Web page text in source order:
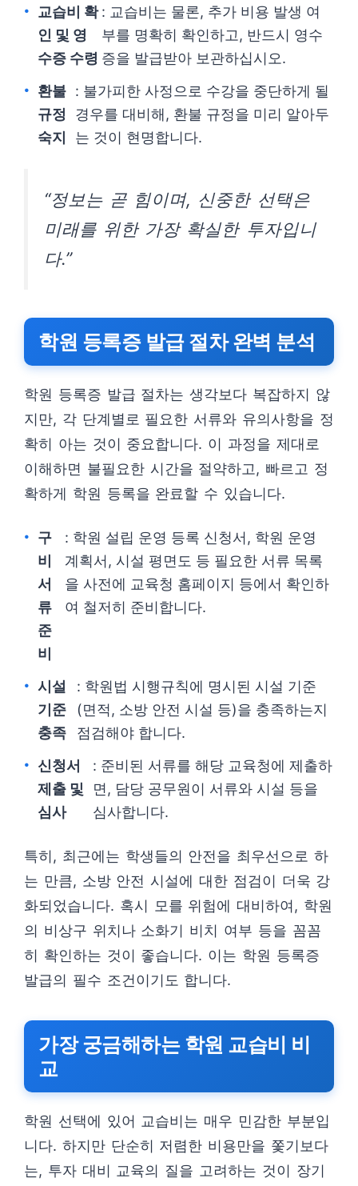
교습비 확
인 및 영
수증 수령
: 교습비는 물론, 추가 비용 발생 여
부를 명확히 확인하고, 반드시 영수
증을 발급받아 보관하십시오.
환불
규정
숙지
: 불가피한 사정으로 수강을 중단하게 될
경우를 대비해, 환불 규정을 미리 알아두
는 것이 현명합니다.
“정보는 곧 힘이며, 신중한 선택은
미래를 위한 가장 확실한 투자입니
다.”
학원 등록증 발급 절차 완벽 분석
학원 등록증 발급 절차는 생각보다 복잡하지 않
지만, 각 단계별로 필요한 서류와 유의사항을 정
확히 아는 것이 중요합니다. 이 과정을 제대로
이해하면 불필요한 시간을 절약하고, 빠르고 정
확하게 학원 등록을 완료할 수 있습니다.
구
비
서
류
준
비
: 학원 설립 운영 등록 신청서, 학원 운영
계획서, 시설 평면도 등 필요한 서류 목록
을 사전에 교육청 홈페이지 등에서 확인하
여 철저히 준비합니다.
시설
기준
충족
: 학원법 시행규칙에 명시된 시설 기준
(면적, 소방 안전 시설 등)을 충족하는지
점검해야 합니다.
신청서
제출 및
심사
: 준비된 서류를 해당 교육청에 제출하
면, 담당 공무원이 서류와 시설 등을
심사합니다.
특히, 최근에는 학생들의 안전을 최우선으로 하
는 만큼, 소방 안전 시설에 대한 점검이 더욱 강
화되었습니다. 혹시 모를 위험에 대비하여, 학원
의 비상구 위치나 소화기 비치 여부 등을 꼼꼼
히 확인하는 것이 좋습니다. 이는 학원 등록증
발급의 필수 조건이기도 합니다.
가장 궁금해하는 학원 교습비 비
교
학원 선택에 있어 교습비는 매우 민감한 부분입
니다. 하지만 단순히 저렴한 비용만을 쫓기보다
는, 투자 대비 교육의 질을 고려하는 것이 장기